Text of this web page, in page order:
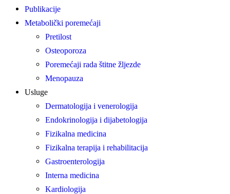
Publikacije
Metabolički poremećaji
Pretilost
Osteoporoza
Poremećaji rada štitne žljezde
Menopauza
Usluge
Dermatologija i venerologija
Endokrinologija i dijabetologija
Fizikalna medicina
Fizikalna terapija i rehabilitacija
Gastroenterologija
Interna medicina
Kardiologija